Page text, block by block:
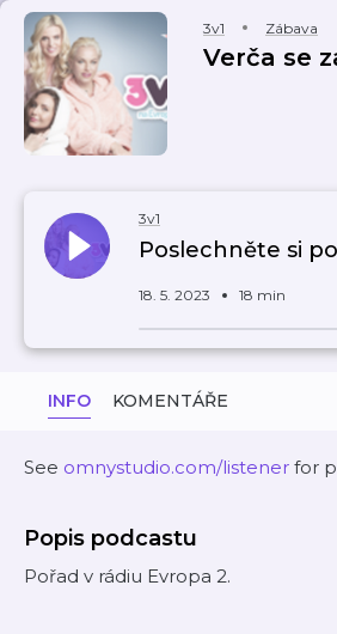
3v1 Zábava
Verča se
3v1
Poslechněte si
18. 5. 2023 18 min
INFO KOMENTÁŘE
See omnystudio.com/listener for
Popis podcastu
Pořad v rádiu Evropa 2.